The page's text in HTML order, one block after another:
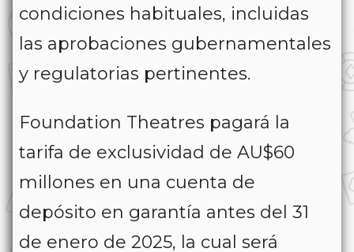
condiciones habituales, incluidas
las aprobaciones gubernamentales
y regulatorias pertinentes.
Foundation Theatres pagará la
tarifa de exclusividad de AU$60
millones en una cuenta de
depósito en garantía antes del 31
de enero de 2025, la cual será